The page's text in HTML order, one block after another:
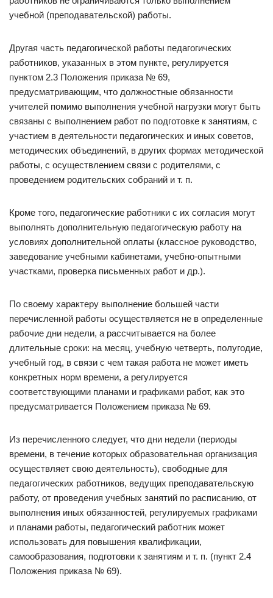
учебной (преподавательской) работы.
Другая часть педагогической работы педагогических
работников, указанных в этом пункте, регулируется
пунктом 2.3 Положения приказа № 69,
предусматривающим, что должностные обязанности
учителей помимо выполнения учебной нагрузки могут быть
связаны с выполнением работ по подготовке к занятиям, с
участием в деятельности педагогических и иных советов,
методических объединений, в других формах методической
работы, с осуществлением связи с родителями, с
проведением родительских собраний и т. п.
Кроме того, педагогические работники с их согласия могут
выполнять дополнительную педагогическую работу на
условиях дополнительной оплаты (классное руководство,
заведование учебными кабинетами, учебно-опытными
участками, проверка письменных работ и др.).
По своему характеру выполнение большей части
перечисленной работы осуществляется не в определенные
рабочие дни недели, а рассчитывается на более
длительные сроки: на месяц, учебную четверть, полугодие,
учебный год, в связи с чем такая работа не может иметь
конкретных норм времени, а регулируется
соответствующими планами и графиками работ, как это
предусматривается Положением приказа № 69.
Из перечисленного следует, что дни недели (периоды
времени, в течение которых образовательная организация
осуществляет свою деятельность), свободные для
педагогических работников, ведущих преподавательскую
работу, от проведения учебных занятий по расписанию, от
выполнения иных обязанностей, регулируемых графиками
и планами работы, педагогический работник может
использовать для повышения квалификации,
самообразования, подготовки к занятиям и т. п. (пункт 2.4
Положения приказа № 69).